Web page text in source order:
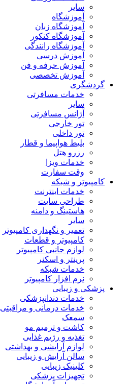
سایر
آموزشگاه
آموزشگاه زبان
آموزشگاه کنکور
آموزشگاه رانندگی
آموزش درسی
آموزش حرفه و فن
آموزش تخصصی
گردشگری
خدمات مسافرتی
سایر
آژانس مسافرتی
تور خارجی
تور داخلی
بلیط هواپیما و قطار
رزرو هتل
خدمات ویزا
وقت سفارت
کامپیوتر و شبکه
خدمات اینترنت
طراحی سایت
هاستینگ و دامنه
سایر
تعمیر و نگهداری کامپیوتر
کامپیوتر و قطعات
لوازم جانبی کامپیوتر
پرینتر و اسکنر
خدمات شبکه
نرم افزار کامپیوتر
پزشکی و زیبایی
خدمات دندانپزشکی
خدمات درمانی و مراقبتی
سمعک
کاشت و ترمیم مو
تغذیه و رژیم غذایی
لوازم آرایشی و بهداشتی
سالن آرایش و زیبایی
کلینیک زیبایی
تجهیزات پزشکی